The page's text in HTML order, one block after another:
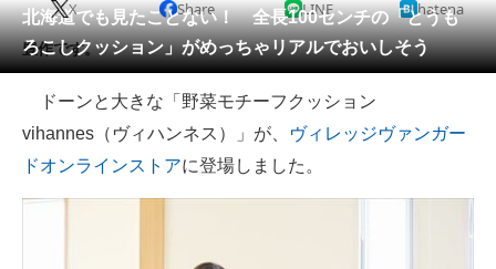
会員記事
メディア
注目記事を集めた総合ページ
ITの今と未来を見通す
スマホと通信の最新トレンド
北海道でも見たことない！ 全長100センチの「とうも
ろこしクッション」がめっちゃリアルでおいしそう
X Share LINE hatena
豊作です。
ドーンと大きな「野菜モチーフクッション
vihannes（ヴィハンネス）」が、
ヴィレッジヴァンガー
ドオンラインストアに登場しました。